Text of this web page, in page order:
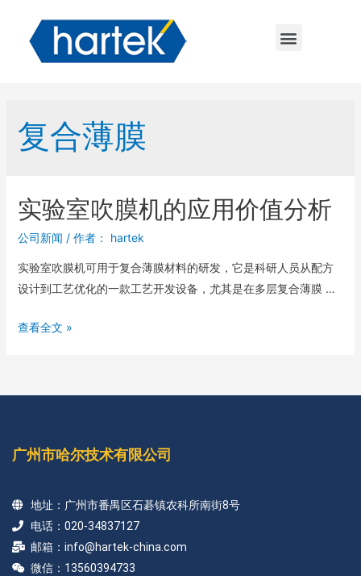
复合薄膜
实验室吹膜机的应用价值分析
公司新闻 / 作者： hartek
实验室吹膜机可用于复合薄膜材料的研发，它是科研人员从配方
设计到工艺优化的一款工艺开发设备，尤其是在多层复合薄膜 …
查看全文 »
广州市哈尔技术有限公司
地址：广州市番禺区石碁镇农科所南街8号
电话：020-34837127
邮箱：info@hartek-china.com
微信：13560394733